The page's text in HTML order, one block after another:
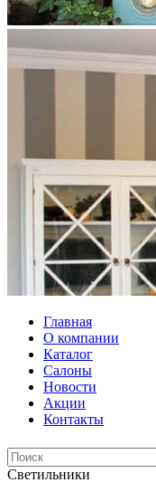
Главная
О компании
Каталог
Салоны
Новости
Акции
Контакты
Светильники